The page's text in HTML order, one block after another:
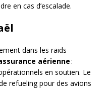
en cas d’escalade.
dans les raids
aérienne:
en soutien. Le
refueling pour des avions